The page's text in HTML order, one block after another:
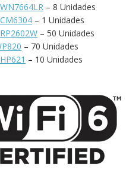
– 8 Unidades
– 1 Unidades
– 50 Unidades
– 70 Unidades
– 10 Unidades